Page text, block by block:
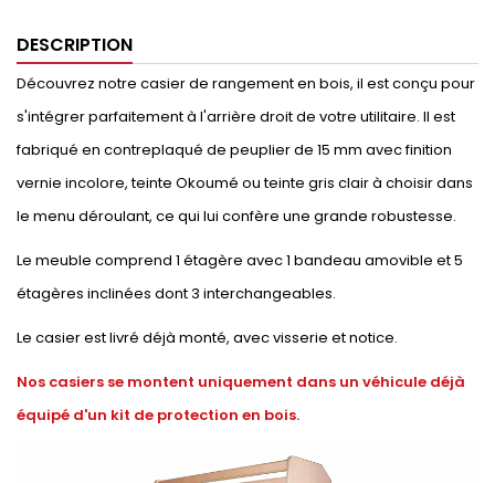
DESCRIPTION
Découvrez notre casier de rangement en bois, il est conçu pour
s'intégrer parfaitement à l'arrière droit de votre utilitaire. Il est
fabriqué en contreplaqué de peuplier de 15 mm avec finition
vernie incolore, teinte Okoumé ou teinte gris clair à choisir dans
le menu déroulant, ce qui lui confère une grande robustesse.
Le meuble comprend 1 étagère avec 1 bandeau amovible et 5
étagères inclinées dont 3 interchangeables.
Le casier est livré déjà monté, avec visserie et notice.
Nos casiers se montent uniquement dans un véhicule déjà
équipé d'un kit de protection en bois.